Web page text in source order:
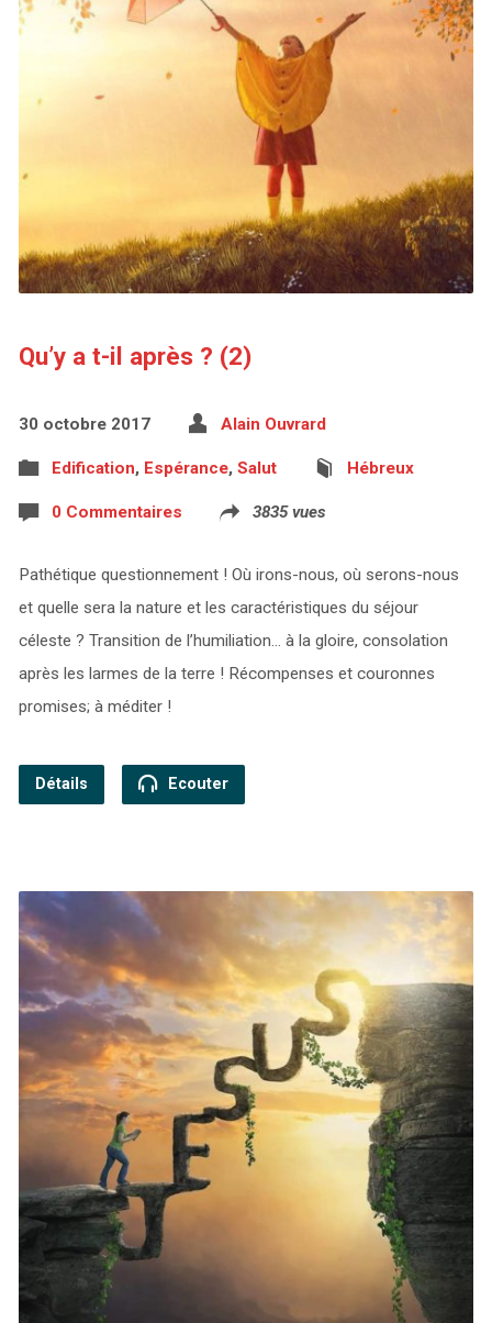
Qu’y a t-il après ? (2)
30 octobre 2017 Alain Ouvrard
Edification, Espérance, Salut Hébreux
0 Commentaires 3835 vues
Pathétique questionnement ! Où irons-nous, où serons-nous
et quelle sera la nature et les caractéristiques du séjour
céleste ? Transition de l’humiliation… à la gloire, consolation
après les larmes de la terre ! Récompenses et couronnes
promises; à méditer !
Détails Ecouter